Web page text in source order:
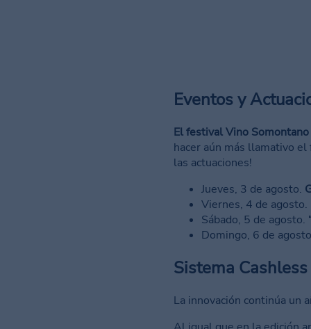
Eventos y
El festival Vino Somontano
hacer aún más llamativo
las actuaciones!
Jueves, 3 de agosto.
Viernes, 4 de agosto.
Sábado, 5 de agosto.
Domingo, 6 de
Sistema
La innovación continúa un